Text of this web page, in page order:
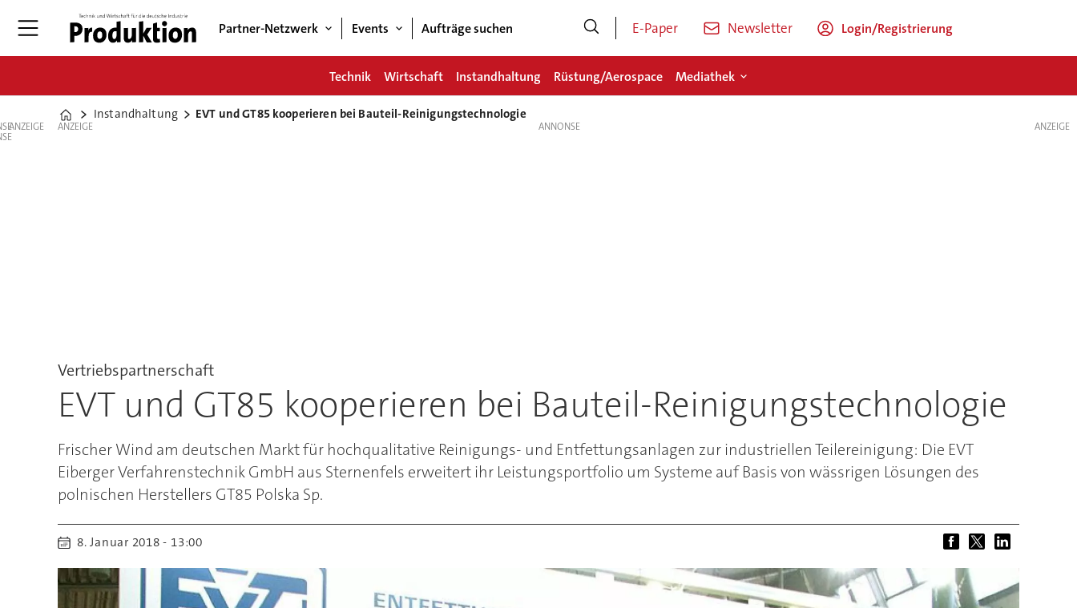
Partner-Netzwerk Events Aufträge suchen E-Paper Newsletter Login/Registrierung
Technik Wirtschaft Instandhaltung Rüstung/Aerospace Mediathek
Home
Instandhaltung EVT und GT85 kooperieren bei Bauteil-Reinigungstechnologie
ANZEIGE ANZEIGE
Vertriebspartnerschaft
EVT und GT85 kooperieren bei Bauteil-Reinigungstechnologie
Frischer Wind am deutschen Markt für hochqualitative Reinigungs- und Entfettungsanlagen zur industriellen Teilereinigung: Die EVT
Eiberger Verfahrenstechnik GmbH aus Sternenfels erweitert ihr Leistungsportfolio um Systeme auf Basis von wässrigen Lösungen des
polnischen Herstellers GT85 Polska Sp.
8. Januar 2018 - 13:00
ANZEIGE